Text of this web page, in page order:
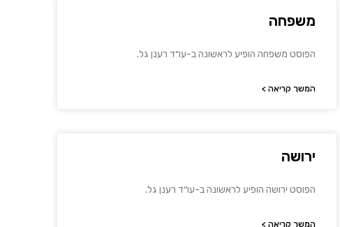
משפחה
הפוסט משפחה הופיע לראשונה ב-עו״ד רענן גל.
המשך קריאה >
ירושה
הפוסט ירושה הופיע לראשונה ב-עו״ד רענן גל.
המשך קריאה >